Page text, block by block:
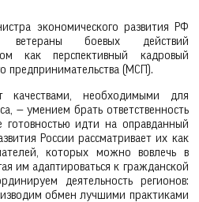
экономического развития РФ
ветераны боевых действий
как перспективный кадровый
предпринимательства (МСП).
качествами, необходимыми для
— умением брать ответственность
идти на оправданный
России рассматривает их как
которых можно вовлечь в
им адаптироваться к гражданской
деятельность регионов:
обмен лучшими практиками